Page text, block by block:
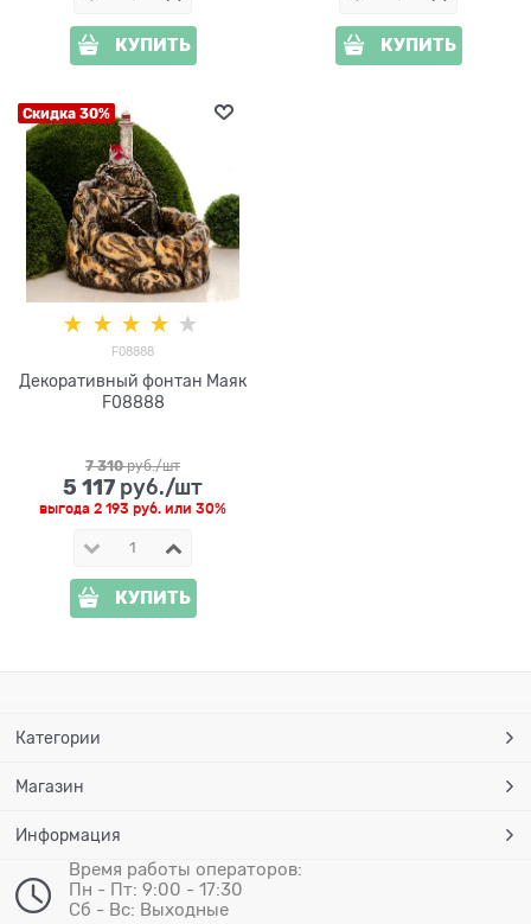
КУПИТЬ КУПИТЬ
Скидка 30%
F08888
Декоративный фонтан Маяк
F08888
7 310 руб./шт
5 117 руб./шт
выгода 2 193 руб. или 30%
КУПИТЬ
Категории
Магазин
Информация
Время работы операторов:
Пн - Пт: 9:00 - 17:30
Сб - Вс: Выходные